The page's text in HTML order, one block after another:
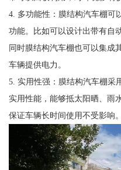
4. 多功能性：膜结构汽车棚可
功能。比如可以设计出带有自
同时膜结构汽车棚也可以集成
车辆提供电力。
5. 实用性强：膜结构汽车棚采
实用性能，能够抵太阳晒、雨
保证车辆长时间使用不受影响。